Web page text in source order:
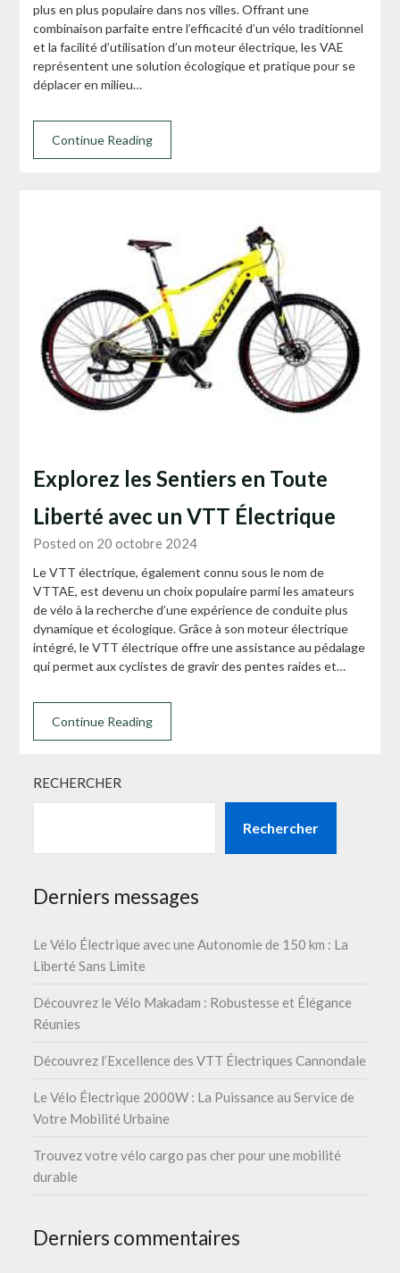
plus en plus populaire dans nos villes. Offrant une
combinaison parfaite entre l’efficacité d’un vélo traditionnel
et la facilité d’utilisation d’un moteur électrique, les VAE
représentent une solution écologique et pratique pour se
déplacer en milieu…
Continue Reading
Explorez les Sentiers en Toute
Liberté avec un VTT Électrique
Posted on 20 octobre 2024
Le VTT électrique, également connu sous le nom de
VTTAE, est devenu un choix populaire parmi les amateurs
de vélo à la recherche d’une expérience de conduite plus
dynamique et écologique. Grâce à son moteur électrique
intégré, le VTT électrique offre une assistance au pédalage
qui permet aux cyclistes de gravir des pentes raides et…
Continue Reading
RECHERCHER
Rechercher
Derniers messages
Le Vélo Électrique avec une Autonomie de 150 km : La
Liberté Sans Limite
Découvrez le Vélo Makadam : Robustesse et Élégance
Réunies
Découvrez l’Excellence des VTT Électriques Cannondale
Le Vélo Électrique 2000W : La Puissance au Service de
Votre Mobilité Urbaine
Trouvez votre vélo cargo pas cher pour une mobilité
durable
Derniers commentaires